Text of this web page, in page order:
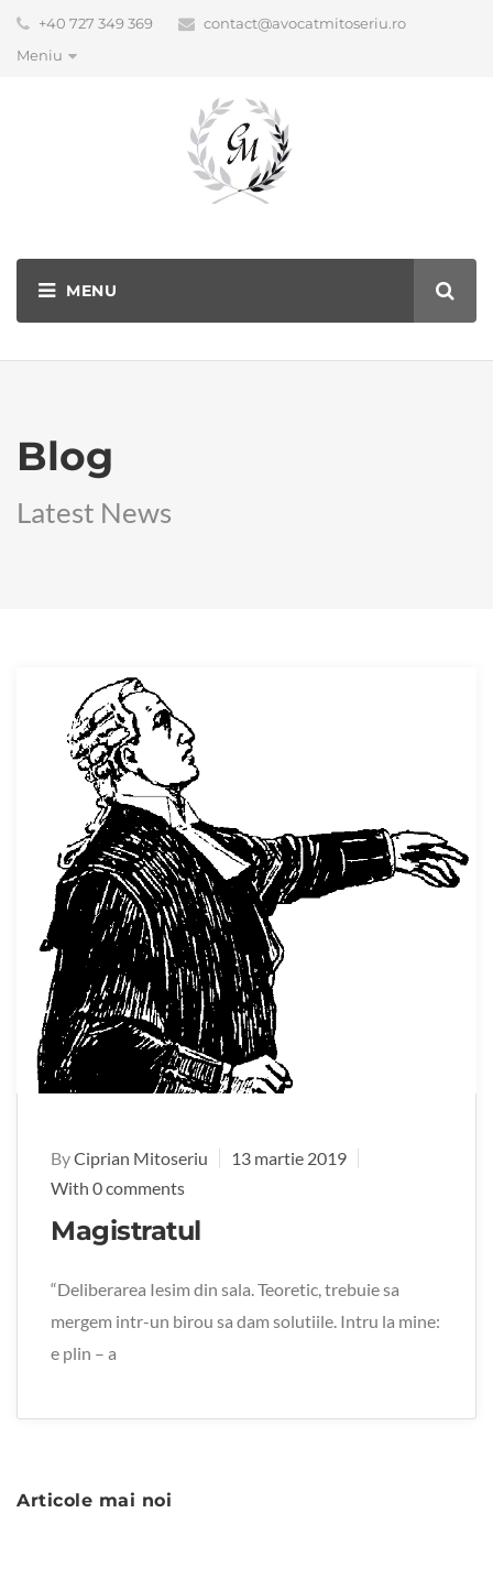
+40 727 349 369
contact@avocatmitoseriu.ro
Meniu
Blog
Latest News
ByCiprian Mitoseriu
13 martie 2019
With 0 comments
Magistratul
“Deliberarea Iesim din sala. Teoretic, trebuie sa
mergem intr-un birou sa dam solutiile. Intru la mine:
e plin – a
Navigare
Articole mai noi